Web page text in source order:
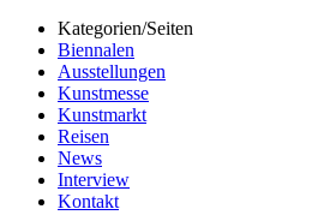
Kategorien/Seiten
Biennalen
Ausstellungen
Kunstmesse
Kunstmarkt
Reisen
News
Interview
Kontakt